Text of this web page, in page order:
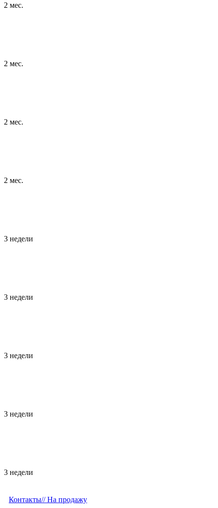
2 мес.
2 мес.
2 мес.
2 мес.
3 недели
3 недели
3 недели
3 недели
3 недели
Контакты// На продажу